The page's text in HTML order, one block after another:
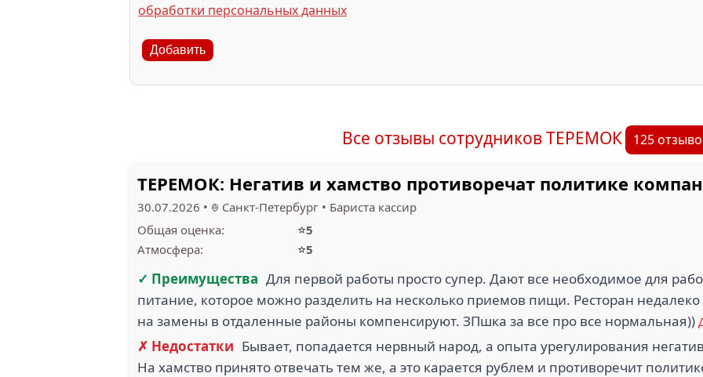
обработки персональных данных
Добавить
Все отзывы сотрудников ТЕРЕМОК 125
ТЕРЕМОК: Негатив и хамство противоречат политике
30.07.2026 • Санкт-Петербург • Бариста кассир
Общая оценка:
⭐5
Атмосфера:
⭐5
✓ Преимущества Для первой работы просто супер. Дают все необходимое для
питание, которое можно разделить на несколько приемов пищи. Ресторан
на замены в отдаленные районы компенсируют. ЗПшка за все про все нормальная))
✗ Недостатки Бывает, попадается нервный народ, а опыта урегулирования
На хамство принято отвечать тем же, а это карается рублем и противоречит